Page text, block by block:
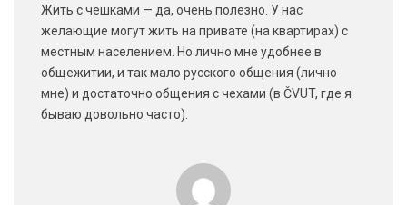
Жить с чешками — да, очень полезно. У нас
желающие могут жить на привате (на квартирах) с
местным населением. Но лично мне удобнее в
общежитии, и так мало русского общения (лично
мне) и достаточно общения с чехами (в ČVUT, где я
бываю довольно часто).